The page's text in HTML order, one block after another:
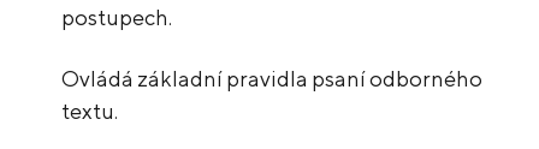
postupech.
Ovládá základní pravidla psaní odborného
textu.